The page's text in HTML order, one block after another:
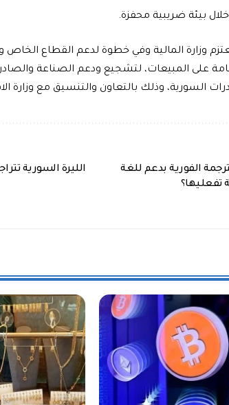
بيئة ضريبية محفزة.
وزارة المالية وفي خطوة لدعم القطاع
على المبيعات، لتشجيع ودعم الصناعة
السورية، وذلك بالتعاون والتنسيق مع وزارة
الفورية بدعم للغة
تفعليها؟